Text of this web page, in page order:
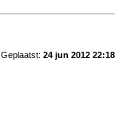
Geplaatst: 24 jun 2012 22:18